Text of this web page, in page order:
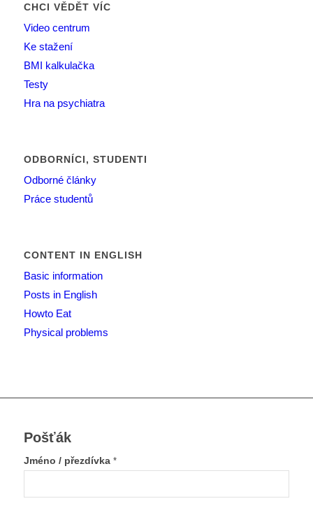
CHCI VĚDĚT VÍC
Video centrum
Ke stažení
BMI kalkulačka
Testy
Hra na psychiatra
ODBORNÍCI, STUDENTI
Odborné články
Práce studentů
CONTENT IN ENGLISH
Basic information
Posts in English
Howto Eat
Physical problems
Pošťák
Jméno / přezdívka *